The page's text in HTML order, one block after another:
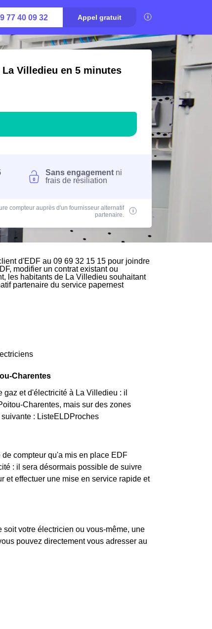
77 40 09 32 Appel gratuit
Villedieu en 5 minutes
Sans engagement ni
frais de résiliation
compteur auprès d'un fournisseur alternatif
partenaire.
d'EDF au 09 69 32 15 15 pour joindre
modifier un contrat existant ou
les habitants de La Villedieu souhaitant
partenaire du service papernest
Charentes
et d'électricité à La Villedieu : il
Charentes, mais sur des zones
: ListeELDProches
compteur qu'a mis en place EDF
: il sera désormais possible de suivre
et effectuer une mise en service rapide et
votre électricien ou vous-même, une
pouvez directement vous adresser au